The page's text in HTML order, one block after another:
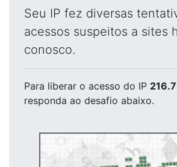
Seu IP fez diversas
acessos suspeitos a sites
conosco.
Para liberar o acesso do IP
responda ao desafio abaixo.